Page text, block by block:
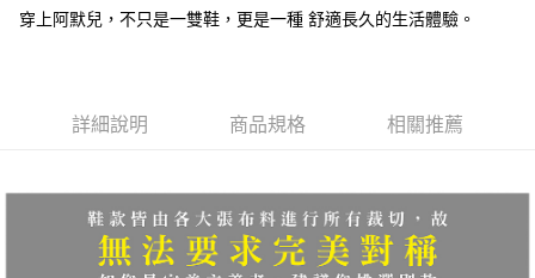
便利好安心！
１．簡單：不需註冊會員、不需綁卡、不需儲值。
【「AFTEE先享後付」結帳流程】
１．於結帳方式選擇「AFTEE先享後付」後，將跳轉至「AFTEE先享後付」
ATM／網路銀行／等多元方式進行付款，方視為交易完成。
※ 請注意：結帳手續完成當下不需立刻繳費，但若您需要取消訂單，請聯絡
購買商品的店家。未經商家同意取消之訂單仍視為有效，需透過AFTEE先享
每筆NT$60，滿NT$1,380(含以上)免運費
每筆NT$60，滿NT$1,380(含以上)免運費
7-11取貨付款
每筆NT$60，滿NT$1,380(含以上)免運費
穿上阿默兒，不只是一雙鞋，更是一種 舒適長久的生活體驗。
詳細說明 商品規格 相關推薦